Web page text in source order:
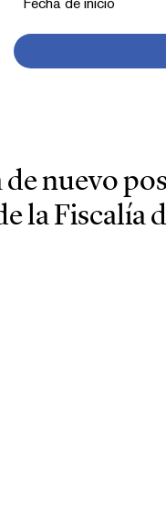
de nuevo
la Fiscalía